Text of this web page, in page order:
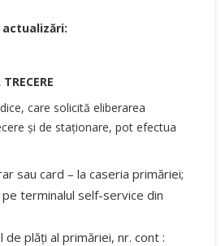
care solicită eliberarea
și de staționare, pot efectua
sau card – la caseria primăriei;
terminalul self-service din
de plăți al primăriei, nr. cont :